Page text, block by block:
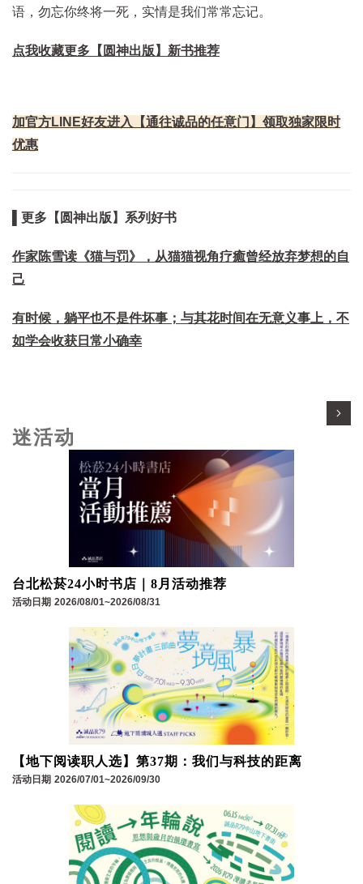
语，勿忘你终将一死，实情是我们常常忘记。
点我收藏更多【圆神出版】新书推荐
加官方LINE好友进入【通往诚品的任意门】领取独家限时
优惠
▌更多【圆神出版】系列好书
作家陈雪读《猫与罚》，从猫猫视角疗癒曾经放弃梦想的自
己
有时候，躺平也不是件坏事；与其花时间在无意义事上，不
如学会收获日常小确幸
迷活动
台北松菸24小时书店｜8月活动推荐
活动日期 2026/08/01~2026/08/31
【地下阅读职人选】第37期：我们与科技的距离
活动日期 2026/07/01~2026/09/30